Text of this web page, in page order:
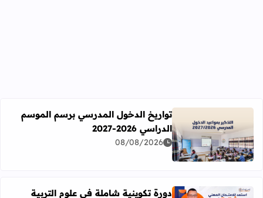
اقرأ المزيد عن تواريخ الدخول المدرسي برسم الموسم الدراسي 2026-
تواريخ الدخول المدرسي برسم الموسم
الدراسي 2026-2027
08/08/2026
دورة تكوينية شاملة في علوم التربية